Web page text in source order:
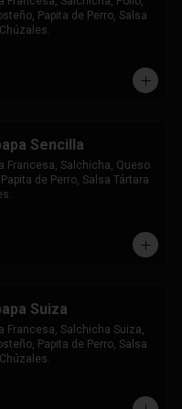
Papita de Perro, Salsa
Sencilla
Francesa, Salchicha, Queso
de Perro, Salsa Tártara
Suiza
Francesa, Salchicha Suiza,
Papita de Perro, Salsa